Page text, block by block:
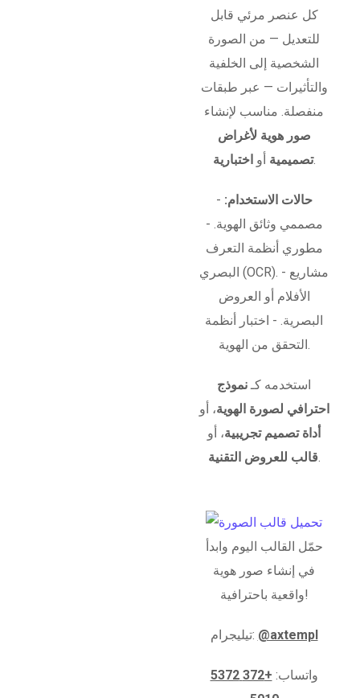
كل عنصر مرئي قابل
للتعديل — من الصورة
الشخصية إلى الخلفية
والتأثيرات — عبر طبقات
منفصلة. مناسب لإنشاء
صور هوية لأغراض
تصميمية أو اختبارية .
حالات الاستخدام: -
مصممي وثائق الهوية. -
مطوري أنظمة التعرف
البصري (OCR). - مشاريع
الأفلام أو العروض
البصرية. - اختبار أنظمة
التحقق من الهوية.
استخدمه كـنموذج
احترافي لصورة الهوية، أو
أداة تصميم تجريبية، أو
قالب للعروض التقنية.
حمّل القالب اليوم وابدأ
في إنشاء صور هوية
واقعية باحترافية!
تيليجرام: @axtempl
واتساب:
+372 5372